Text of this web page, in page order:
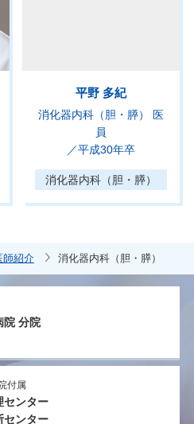
平野 多紀
消化器内科（胆・膵） 医
員
／平成30年卒
消化器内科（胆・膵）
師紹介 消化器内科（胆・膵）
院 分院
付属
センター
センター